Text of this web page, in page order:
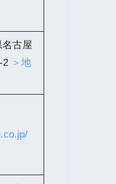
名古屋
2 ＞地